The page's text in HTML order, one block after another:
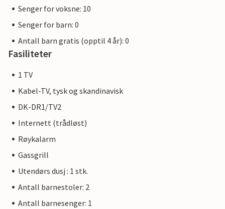
Senger for voksne: 10
Senger for barn: 0
Antall barn gratis (opptil 4 år): 0
Fasiliteter
1 TV
Kabel-TV, tysk og skandinavisk
DK-DR1/TV2
Internett (trådløst)
Røykalarm
Gassgrill
Utendørs dusj : 1 stk.
Antall barnestoler: 2
Antall barnesenger: 1